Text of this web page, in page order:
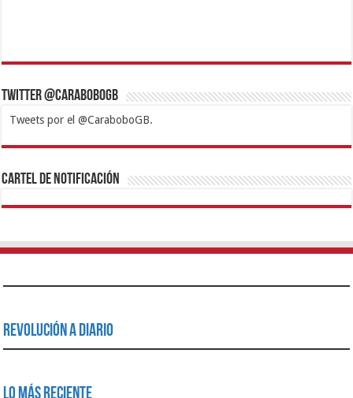
Twitter @CaraboboGB
Tweets por el @CaraboboGB.
1xbetBetturkeyBetistKralbetSupertotobetTipobetMatadorbetMariobet
https://mvbcasino.com/
Cartel de Notificación
Revolución a Diario
Lo Más Reciente